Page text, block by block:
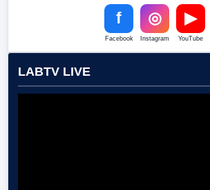
f
Facebook
◎
Instagram
▶
YouTube
LABTV LIVE